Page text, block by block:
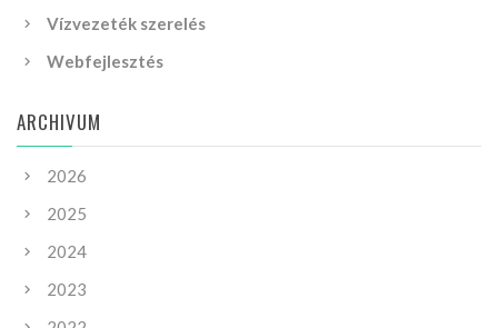
Vízvezeték szerelés
Webfejlesztés
ARCHIVUM
2026
2025
2024
2023